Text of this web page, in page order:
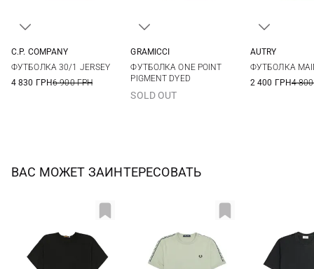
C.P. COMPANY
ФУТБОЛКА 30/1 JERSEY
4 830 ГРН6 900 ГРН
GRAMICCI
ФУТБОЛКА ONE POINT
PIGMENT DYED
SOLD OUT
AUTRY
ФУТБОЛКА
2 400 ГРН4
ВАС МОЖЕТ ЗАИНТЕРЕСОВАТЬ